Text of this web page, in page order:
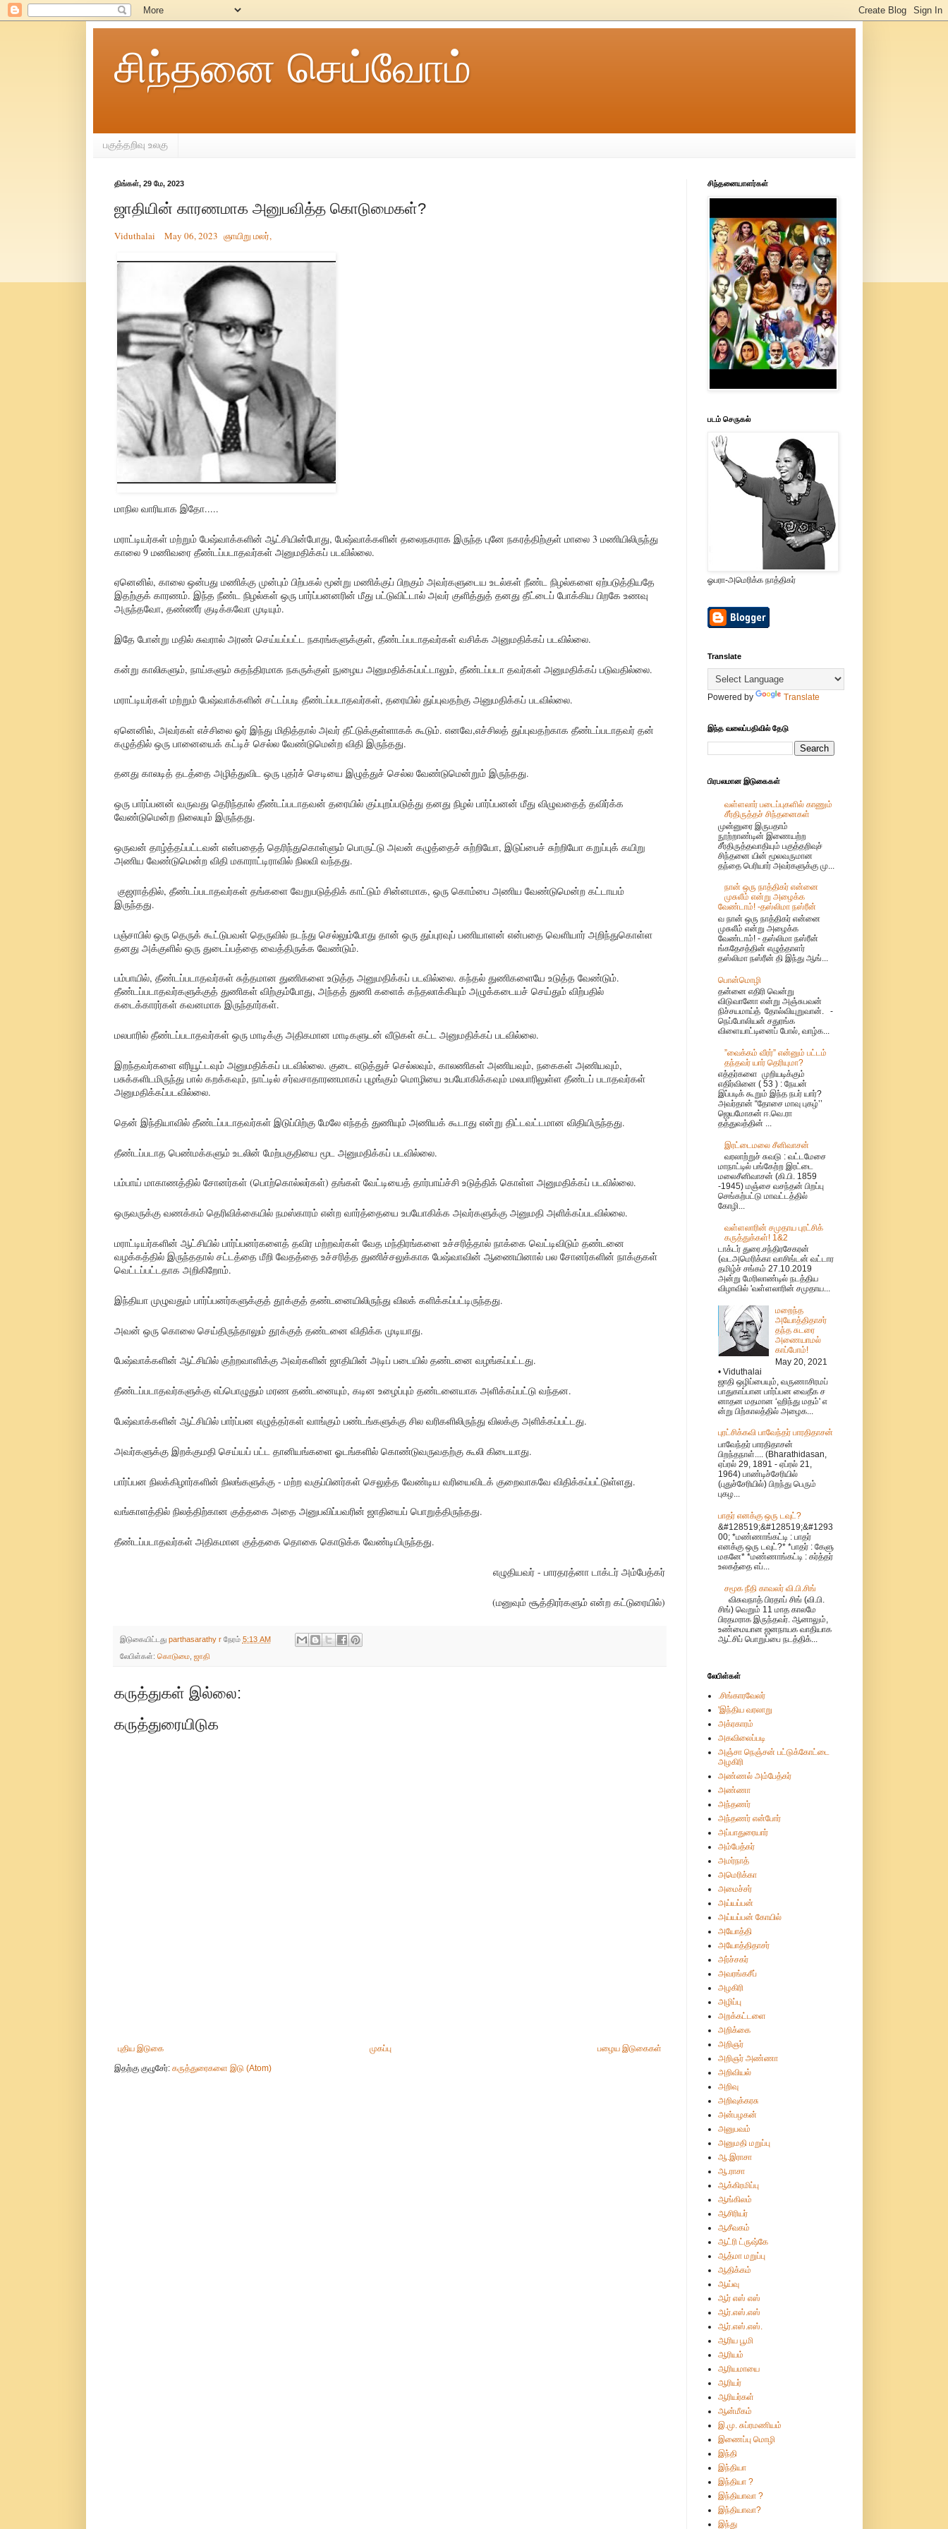
சிந்தனை செய்வோம்
பகுத்தறிவு உலகு
திங்கள், 29 மே, 2023
ஜாதியின் காரணமாக அனுபவித்த கொடுமைகள்?
Viduthalai May 06, 2023 ஞாயிறு மலர்,
மாநில வாரியாக இதோ.....
மராட்டியர்கள் மற்றும் பேஷ்வாக்களின் ஆட்சியின்போது, பேஷ்வாக்களின் தலைநகராக இருந்த புனே நகரத்திற்குள் மாலை 3 மணியிலிருந்து
காலை 9 மணிவரை தீண்டப்படாதவர்கள் அனுமதிக்கப் படவில்லை.
ஏனெனில், காலை ஒன்பது மணிக்கு முன்பும் பிற்பகல் மூன்று மணிக்குப் பிறகும் அவர்களுடைய உடல்கள் நீண்ட நிழல்களை ஏற்படுத்தியதே
இதற்குக் காரணம். இந்த நீண்ட நிழல்கள் ஒரு பார்ப்பனனரின் மீது பட்டுவிட்டால் அவர் குளித்துத் தனது தீட்டைப் போக்கிய பிறகே உணவு
அருந்தவோ, தண்ணீர் குடிக்கவோ முடியும்.
இதே போன்று மதில் சுவரால் அரண் செய்யப்பட்ட நகரங்களுக்குள், தீண்டப்படாதவர்கள் வசிக்க அனுமதிக்கப் படவில்லை.
கன்று காலிகளும், நாய்களும் சுதந்திரமாக நகருக்குள் நுழைய அனுமதிக்கப்பட்டாலும், தீண்டப்படா தவர்கள் அனுமதிக்கப் படுவதில்லை.
மராட்டியர்கள் மற்றும் பேஷ்வாக்களின் சட்டப்படி தீண்டப்படாதவர்கள், தரையில் துப்புவதற்கு அனுமதிக்கப் படவில்லை.
ஏனெனில், அவர்கள் எச்சிலை ஓர் இந்து மிதித்தால் அவர் தீட்டுக்குள்ளாகக் கூடும். எனவே,எச்சிலத் துப்புவதற்காக தீண்டப்படாதவர் தன்
கழுத்தில் ஒரு பானையைக் கட்டிச் செல்ல வேண்டுமென்ற விதி இருந்தது.
தனது காலடித் தடத்தை அழித்துவிட ஒரு புதர்ச் செடியை இழுத்துச் செல்ல வேண்டுமென்றும் இருந்தது.
ஒரு பார்ப்பனன் வருவது தெரிந்தால் தீண்டப்படாதவன் தரையில் குப்புறப்படுத்து தனது நிழல் பார்ப்பனன் மீது விழுவதைத் தவிர்க்க
வேண்டுமென்ற நிலையும் இருந்தது.
ஒருவன் தாழ்த்தப்பட்டவன் என்பதைத் தெரிந்துகொள்ளும் பொருட்டு அவன் கழுத்தைச் சுற்றியோ, இடுப்பைச் சுற்றியோ கறுப்புக் கயிறு
அணிய வேண்டுமென்ற விதி மகாராட்டிராவில் நிலவி வந்தது.
குஜராத்தில், தீண்டப்படாதவர்கள் தங்களை வேறுபடுத்திக் காட்டும் சின்னமாக, ஒரு கொம்பை அணிய வேண்டுமென்ற கட்டாயம்
இருந்தது.
பஞ்சாபில் ஒரு தெருக் கூட்டுபவள் தெருவில் நடந்து செல்லும்போது தான் ஒரு துப்புரவுப் பணியாளன் என்பதை வெளியார் அறிந்துகொள்ள
தனது அக்குளில் ஒரு துடைப்பத்தை வைத்திருக்க வேண்டும்.
பம்பாயில், தீண்டப்படாதவர்கள் சுத்தமான துணிகளை உடுத்த அனுமதிக்கப் படவில்லை. கந்தல் துணிகளையே உடுத்த வேண்டும்.
தீண்டப்படாதவர்களுக்குத் துணிகள் விற்கும்போது, அந்தத் துணி களைக் கந்தலாக்கியும் அழுக்கடையச் செய்தும் விற்பதில்
கடைக்காரர்கள் கவனமாக இருந்தார்கள்.
மலபாரில் தீண்டப்படாதவர்கள் ஒரு மாடிக்கு அதிகமான மாடிகளுடன் வீடுகள் கட்ட அனுமதிக்கப் படவில்லை.
இறந்தவர்களை எரியூட்டவும் அனுமதிக்கப் படவில்லை. குடை எடுத்துச் செல்லவும், காலணிகள் அணியவும், நகைகள் அணியவும்,
பசுக்களிடமிருந்து பால் கறக்கவும், நாட்டில் சர்வசாதாரணமாகப் புழங்கும் மொழியை உபயோகிக்கவும் மலபாரிலுள்ள தீண்டப் படாதவர்கள்
அனுமதிக்கப்படவில்லை.
தென் இந்தியாவில் தீண்டப்படாதவர்கள் இடுப்பிற்கு மேலே எந்தத் துணியும் அணியக் கூடாது என்று திட்டவட்டமான விதியிருந்தது.
தீண்டப்படாத பெண்மக்களும் உடலின் மேற்பகுதியை மூட அனுமதிக்கப் படவில்லை.
பம்பாய் மாகாணத்தில் சோனர்கள் (பொற்கொல்லர்கள்) தங்கள் வேட்டியைத் தார்பாய்ச்சி உடுத்திக் கொள்ள அனுமதிக்கப் படவில்லை.
ஒருவருக்கு வணக்கம் தெரிவிக்கையில் நமஸ்காரம் என்ற வார்த்தையை உபயோகிக்க அவர்களுக்கு அனுமதி அளிக்கப்படவில்லை.
மராட்டியர்களின் ஆட்சியில் பார்ப்பனர்களைத் தவிர மற்றவர்கள் வேத மந்திரங்களை உச்சரித்தால் நாக்கை வெட்டிவிடும் தண்டனை
வழக்கத்தில் இருந்ததால் சட்டத்தை மீறி வேதத்தை உச்சரித்த துணிச்சலுக்காக பேஷ்வாவின் ஆணையினால் பல சோனர்களின் நாக்குகள்
வெட்டப்பட்டதாக அறிகிறோம்.
இந்தியா முழுவதும் பார்ப்பனர்களுக்குத் தூக்குத் தண்டனையிலிருந்து விலக் களிக்கப்பட்டிருந்தது.
அவன் ஒரு கொலை செய்திருந்தாலும் தூக்குத் தண்டனை விதிக்க முடியாது.
பேஷ்வாக்களின் ஆட்சியில் குற்றவாளிக்கு அவர்களின் ஜாதியின் அடிப் படையில் தண்டனை வழங்கப்பட்டது.
தீண்டப்படாதவர்களுக்கு எப்பொழுதும் மரண தண்டனையும், கடின உழைப்பும் தண்டனையாக அளிக்கப்பட்டு வந்தன.
பேஷ்வாக்களின் ஆட்சியில் பார்ப்பன எழுத்தர்கள் வாங்கும் பண்டங்களுக்கு சில வரிகளிலிருந்து விலக்கு அளிக்கப்பட்டது.
அவர்களுக்கு இறக்குமதி செய்யப் பட்ட தானியங்களை ஓடங்களில் கொண்டுவருவதற்கு கூலி கிடையாது.
பார்ப்பன நிலக்கிழார்களின் நிலங்களுக்கு - மற்ற வகுப்பினர்கள் செலுத்த வேண்டிய வரியைவிடக் குறைவாகவே விதிக்கப்பட்டுள்ளது.
வங்காளத்தில் நிலத்திற்கான குத்தகை அதை அனுபவிப்பவரின் ஜாதியைப் பொறுத்திருந்தது.
தீண்டப்படாதவர்கள் அதிகமான குத்தகை தொகை கொடுக்க வேண்டியிருந்தது.
எழுதியவர் - பாரதரத்னா டாக்டர் அம்பேத்கர்
(மனுவும் சூத்திரர்களும் என்ற கட்டுரையில்)
இடுகையிட்டது parthasarathy r நேரம் 5:13 AM
லேபிள்கள்: கொடுமை, ஜாதி
கருத்துகள் இல்லை:
கருத்துரையிடுக
புதிய இடுகை பழைய இடுகைகள்
முகப்பு
இதற்கு குழுசேர்: கருத்துரைகளை இடு (Atom)
சிந்தனையாளர்கள்
படம் செருகல்
ஓபரா-அமெரிக்க நாத்திகர்
Translate
Powered by Translate
இந்த வலைப்பதிவில் தேடு
பிரபலமான இடுகைகள்
வள்ளலார் படைப்புகளில் காணும்
சீர்திருத்தச் சிந்தனைகள்
முன்னுரை இருபதாம்
நூற்றாண்டின் இணையற்ற
சீர்திருத்தவாதியும் பகுத்தறிவுச்
சிந்தனை யின் மூலவருமான
தந்தை பெரியார் அவர்களுக்கு மு...
நான் ஒரு நாத்திகர் என்னை
முசுலீம் என்று அழைக்க
வேண்டாம்! -தஸ்லிமா நஸ்ரீன்
வ நான் ஒரு நாத்திகர் என்னை
முசுலீம் என்று அழைக்க
வேண்டாம்! - தஸ்லிமா நஸ்ரீன்
ங்கதேசத்தின் எழுத்தாளர்
தஸ்லிமா நஸ்ரீன் தி இந்து ஆங்...
பொன்மொழி
தன்னை எதிரி வென்று
விடுவானோ என்று அஞ்சுபவன்
நிச்சயமாய்த் தோல்வியுறுவான். -
நெப்போலியன் சதுரங்க
விளையாட்டினைப் போல், வாழ்க...
”வைக்கம் வீரர்” என்னும் பட்டம்
தந்தவர் யார் தெரியுமா?
எத்தர்களை முறியடிக்கும்
எதிர்வினை ( 53 ) : நேயன்
இப்படிக் கூறும் இந்த நபர் யார்?
அவர்தான் “தோசை மாவு புகழ்’’
ஜெயமோகன் ஈ.வெ.ரா
தத்துவத்தின் ...
இரட்டைமலை சீனிவாசன்
வரலாற்றுச் சுவடு : வட்டமேசை
மாநாட்டில் பங்கேற்ற இரட்டை
மலைசீனிவாசன் (கி.பி. 1859
-1945) மஞ்சை வசந்தன் பிறப்பு
செங்கற்பட்டு மாவட்டத்தில்
கோழி...
வள்ளலாரின் சமுதாய புரட்சிக்
கருத்துக்கள்! 1&2
டாக்டர் துரை.சந்திரசேகரன்
(வடஅமெரிக்கா வாசிங்டன் வட்டார
தமிழ்ச் சங்கம் 27.10.2019
அன்று மேரிலாண்டில் நடத்திய
விழாவில் 'வள்ளலாரின் சமுதாய...
மறைந்த
அயோத்திதாசர்
தந்த சுடரை
அணையாமல்
காப்போம்!
May 20, 2021
• Viduthalai
ஜாதி ஒழிப்பையும், வருணாசிரமப்
பாதுகாப்பான பார்ப்பன வைதீக ச
னாதன மதமான ‘ஹிந்து மதம்' எ
ன்று பிற்காலத்தில் அழைக...
புரட்சிக்கவி பாவேந்தர் பாரதிதாசன்
பாவேந்தர் பாரதிதாசன்
பிறந்தநாள்.... (Bharathidasan,
ஏப்ரல் 29, 1891 - ஏப்ரல் 21,
1964) பாண்டிச்சேரியில்
(புதுச்சேரியில்) பிறந்து பெரும்
புகழ...
பாதர் எனக்கு ஒரு டவுட்?
&#128519;&#128519;&#1293
00; *மண்ணாங்கட்டி : பாதர்
எனக்கு ஒரு டவுட்?* *பாதர் : கேளு
மகனே* *மண்ணாங்கட்டி : கர்த்தர்
உலகத்தை எப்...
சமூக நீதி காவலர் வி.பி.சிங்
விசுவநாத் பிரதாப் சிங் (வி.பி.
சிங்) வெறும் 11 மாத காலமே
பிரதமராக இருந்தவர். ஆனாலும்,
உண்மையான ஜனநாயக வாதியாக
ஆட்சிப் பொறுப்பை நடத்திக்...
லேபிள்கள்
.சிங்காரவேலர்
'இந்திய வரலாறு
அக்ரகாரம்
அகவிலைப்படி
அஞ்சா நெஞ்சன் பட்டுக்கோட்டை
அழகிரி
அண்ணல் அம்பேத்கர்
அண்ணா
அந்தணர்
அந்தணர் என்போர்
அப்பாதுரையார்
அம்பேத்கர்
அமர்நாத்
அமெரிக்கா
அமைச்சர்
அய்யப்பன்
அய்யப்பன் கோயில்
அயோத்தி
அயோத்திதாசர்
அர்ச்சகர்
அவரங்கசீப்
அழகிரி
அழிப்பு
அறக்கட்டளை
அறிக்கை
அறிஞர்
அறிஞர் அண்ணா
அறிவியல்
அறிவு
அறிவுக்கரசு
அன்பழகன்
அனுபவம்
அனுமதி மறுப்பு
ஆ.இராசா
ஆ.ராசா
ஆக்கிரமிப்பு
ஆங்கிலம்
ஆசிரியர்
ஆசீவகம்
ஆட்ரி ட்ருஷ்கே
ஆத்மா மறுப்பு
ஆதிக்கம்
ஆய்வு
ஆர் எஸ் எஸ்
ஆர்.எஸ்.எஸ்
ஆர்.எஸ்.எஸ்.
ஆரிய பூமி
ஆரியம்
ஆரியமாயை
ஆரியர்
ஆரியர்கள்
ஆன்மீகம்
இ.மு. சுப்ரமணியம்
இணைப்பு மொழி
இந்தி
இந்தியா
இந்தியா ?
இந்தியாவா ?
இந்தியாவா?
இந்து